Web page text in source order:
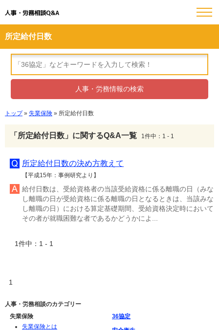
所定給付日数
人事・労務相談Q&A
トップ» 失業保険 » 所定給付日数
「所定給付日数」に関するQ&A一覧 1件中：1 - 1
所定給付日数の決め方教えて
【平成15年：事例研究より】
給付日数は、受給資格者の当該受給資格に係る離職の日（みな
し離職の日が受給資格に係る離職の日となるときは、当該みな
し離職の日）における算定基礎期間、受給資格決定時において
その者が就職困難な者であるかどうかによ...
1件中：1 - 1
1
人事・労務相談のカテゴリー
失業保険
失業保険とは
36協定